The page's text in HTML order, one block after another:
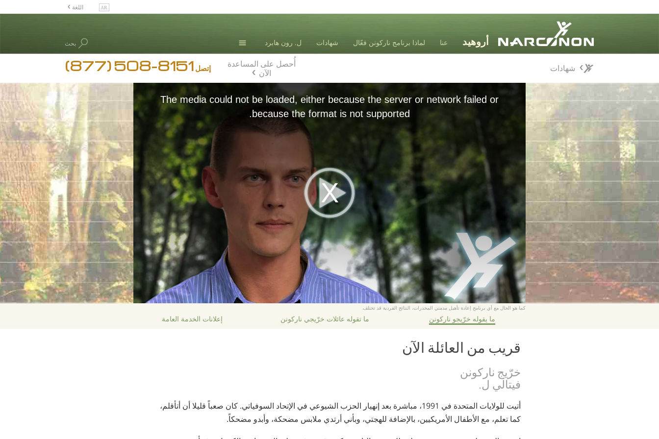
عنا لماذا برنامج ناركونن فعّال شهادات ل. رون هابرد
⨯
بحث
اللغة
Deutsch
Ελληνικά (Greek)
Français
Hebrew
Magyar
日本語 (Japanese)
Nederlands
Norsk
Portuguès
Русский (Russian)
Svenska
繁體中文 (Chinese)
Nepali
Arabic
Ukrainian
Czech
Turkish
إتصل(877) 508-8151
أُحصل على المساعدة
الآن
شهادات
The media could not be loaded, either because the server or network failed or
because the format is not supported.
كما هو الحال مع أي برنامج إعادة تأهيل مدمني المخدرات، النتائج الفردية قد تختلف.
ما يقوله خرّيجو ناركونن ما تقوله عائلات خرّيجي ناركونن إعلانات الخدمة العامة
قريب من العائلة الآن
خرّيج ناركونن
فيتالي ل.
أتيت للولايات المتحدة في 1991، مباشرة بعد إنهيار الحزب الشيوعي في الإتحاد السوفياتي. كان صعباً قليلا أن أتأقلم،
كما تعلم، مع الأطفال الأمريكيين، بالإضافة للهجتي، وبأني أرتدي ملابس مضحكة، وأبدو مضحكاً.
شهادات